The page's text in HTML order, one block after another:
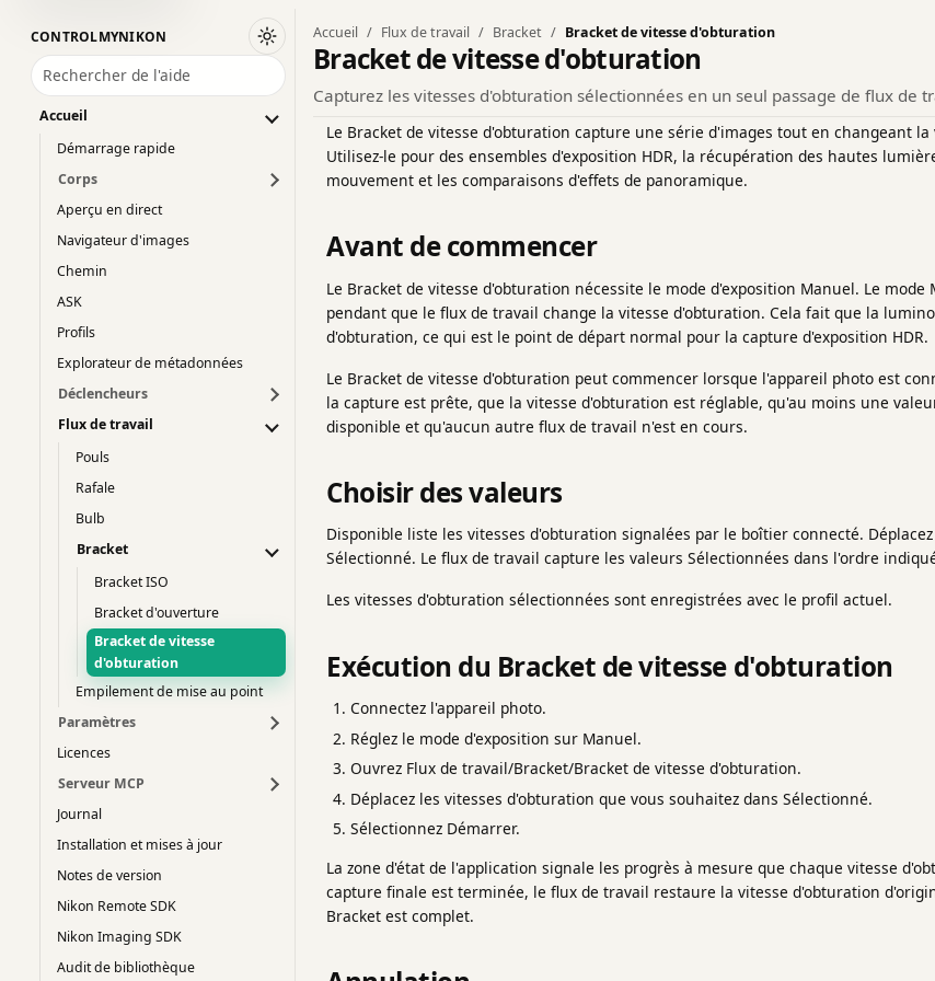
CONTROLMYNIKON
Passer au thème sombre
Rechercher de l'aide
Accueil
Démarrage rapide
Corps
Aperçu en direct
Navigateur d'images
Chemin
ASK
Profils
Explorateur de métadonnées
Déclencheurs
Flux de travail
Pouls
Rafale
Bulb
Bracket
Bracket ISO
Bracket d'ouverture
Bracket de vitesse
d'obturation
Empilement de mise au point
Paramètres
Licences
Serveur MCP
Journal
Installation et mises à jour
Notes de version
Nikon Remote SDK
Nikon Imaging SDK
Audit de bibliothèque
Accueil Flux de travail Bracket Bracket de vitesse d'obturation
Bracket de vitesse d'obturation
Capturez les vitesses d'obturation sélectionnées en un seul passage de flux de
Le Bracket de vitesse d'obturation capture une série d'images tout en changeant
Utilisez-le pour des ensembles d'exposition HDR, la récupération des hautes
mouvement et les comparaisons d'effets de panoramique.
Avant de commencer
Le Bracket de vitesse d'obturation nécessite le mode d'exposition Manuel. Le
pendant que le flux de travail change la vitesse d'obturation. Cela fait que la
d'obturation, ce qui est le point de départ normal pour la capture d'exposition HDR.
Le Bracket de vitesse d'obturation peut commencer lorsque l'appareil photo est
la capture est prête, que la vitesse d'obturation est réglable, qu'au moins une
disponible et qu'aucun autre flux de travail n'est en cours.
Choisir des valeurs
Disponible liste les vitesses d'obturation signalées par le boîtier connecté.
Sélectionné. Le flux de travail capture les valeurs Sélectionnées dans l'ordre
Les vitesses d'obturation sélectionnées sont enregistrées avec le profil actuel.
Exécution du Bracket de vitesse d'obturation
Connectez l'appareil photo.
Réglez le mode d'exposition sur Manuel.
Ouvrez Flux de travail/Bracket/Bracket de vitesse d'obturation.
Déplacez les vitesses d'obturation que vous souhaitez dans Sélectionné.
Sélectionnez Démarrer.
La zone d'état de l'application signale les progrès à mesure que chaque vitesse
capture finale est terminée, le flux de travail restaure la vitesse d'obturation
Bracket est complet.